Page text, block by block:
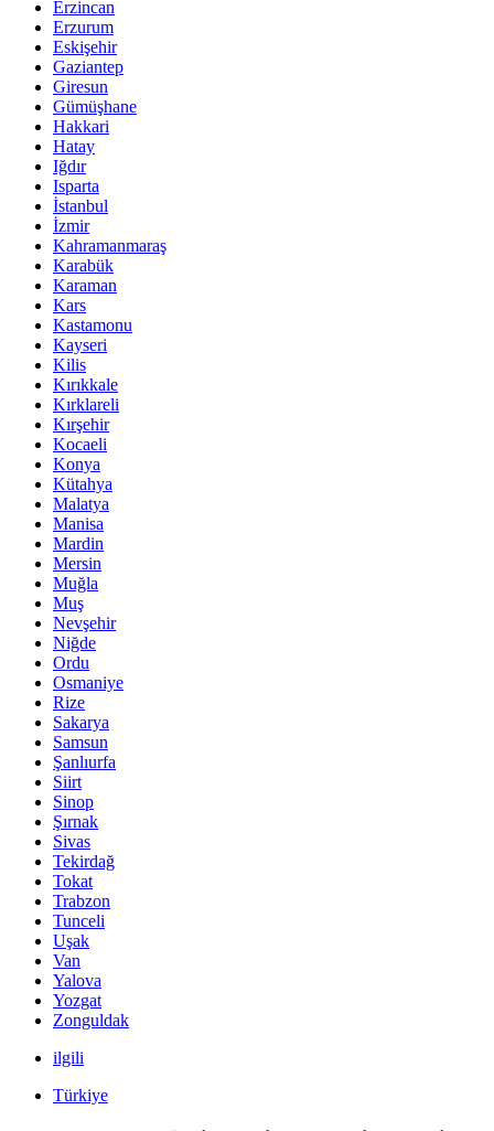
Erzincan
Erzurum
Eskişehir
Gaziantep
Giresun
Gümüşhane
Hakkari
Hatay
Iğdır
Isparta
İstanbul
İzmir
Kahramanmaraş
Karabük
Karaman
Kars
Kastamonu
Kayseri
Kilis
Kırıkkale
Kırklareli
Kırşehir
Kocaeli
Konya
Kütahya
Malatya
Manisa
Mardin
Mersin
Muğla
Muş
Nevşehir
Niğde
Ordu
Osmaniye
Rize
Sakarya
Samsun
Şanlıurfa
Siirt
Sinop
Şırnak
Sivas
Tekirdağ
Tokat
Trabzon
Tunceli
Uşak
Van
Yalova
Yozgat
Zonguldak
ilgili
Türkiye